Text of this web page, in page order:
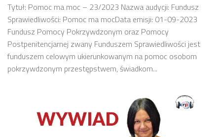
Tytuł: Pomoc ma moc – 23/2023 Nazwa audycji: Fundusz
Sprawiedliwości: Pomoc ma mocData emisji: 01-09-2023
Fundusz Pomocy Pokrzywdzonym oraz Pomocy
Postpenitencjarnej zwany Funduszem Sprawiedliwości jest
funduszem celowym ukierunkowanym na pomoc osobom
pokrzywdzonym przestępstwem, świadkom...